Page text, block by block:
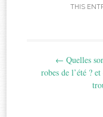
THIS
← Quelles
robes de l’été ?